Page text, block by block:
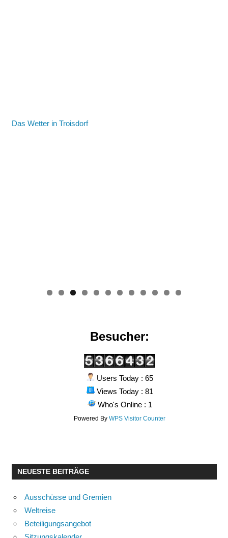
Das Wetter in Troisdorf
0 1 2
Besucher:
Users Today : 65
Views Today : 81
Who's Online : 1
Powered ByWPS Visitor Counter
NEUESTE BEITRÄGE
Ausschüsse und Gremien
Weltreise
Beteiligungsangebot